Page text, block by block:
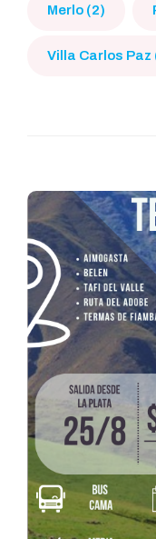
Merlo (2)
Villa Carlos Paz